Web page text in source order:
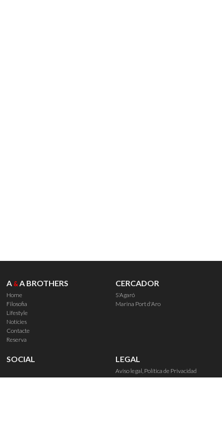
A &A BROTHERS
Home
Filosofia
Lifestyle
Notícies
Contacte
Reserva
CERCADOR
S'Agaró
Marina Port d'Aro
SOCIAL LEGAL
Aviso legal, Política de Privacidad
Política de Cookies